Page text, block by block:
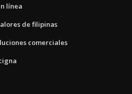
línea
de filipinas
comerciales